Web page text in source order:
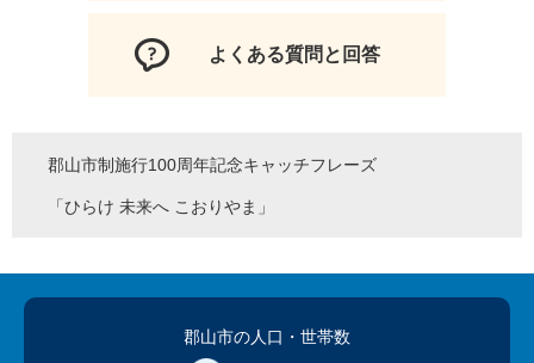
よくある質問と回答
郡山市制施行100周年記念キャッチフレーズ
「ひらけ 未来へ こおりやま」
郡山市の人口 ・世帯数